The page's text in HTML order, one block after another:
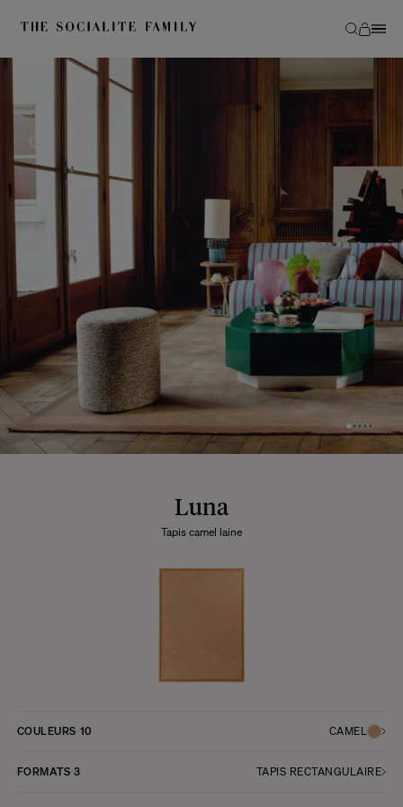
Luna
Tapis camel laine
COULEURS 10 CAMEL
FORMATS 3 TAPIS RECTANGULAIRE